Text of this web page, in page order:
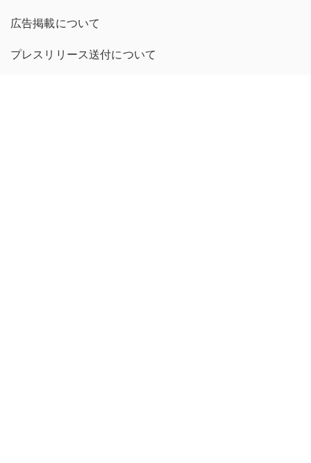
広告掲載について
プレスリリース送付について